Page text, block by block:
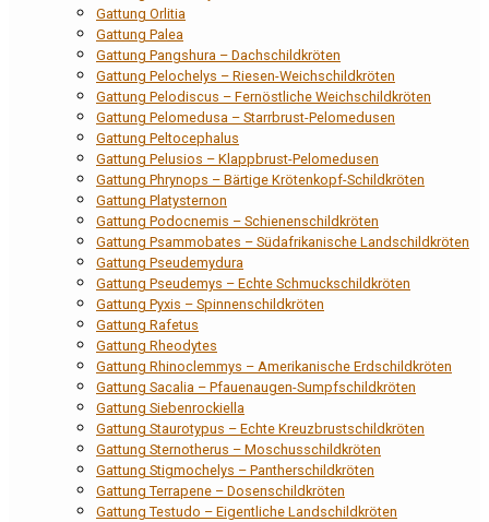
Gattung Orlitia
Gattung Palea
Gattung Pangshura – Dachschildkröten
Gattung Pelochelys – Riesen-Weichschildkröten
Gattung Pelodiscus – Fernöstliche Weichschildkröten
Gattung Pelomedusa – Starrbrust-Pelomedusen
Gattung Peltocephalus
Gattung Pelusios – Klappbrust-Pelomedusen
Gattung Phrynops – Bärtige Krötenkopf-Schildkröten
Gattung Platysternon
Gattung Podocnemis – Schienenschildkröten
Gattung Psammobates – Südafrikanische Landschildkröten
Gattung Pseudemydura
Gattung Pseudemys – Echte Schmuckschildkröten
Gattung Pyxis – Spinnenschildkröten
Gattung Rafetus
Gattung Rheodytes
Gattung Rhinoclemmys – Amerikanische Erdschildkröten
Gattung Sacalia – Pfauenaugen-Sumpfschildkröten
Gattung Siebenrockiella
Gattung Staurotypus – Echte Kreuzbrustschildkröten
Gattung Sternotherus – Moschusschildkröten
Gattung Stigmochelys – Pantherschildkröten
Gattung Terrapene – Dosenschildkröten
Gattung Testudo – Eigentliche Landschildkröten